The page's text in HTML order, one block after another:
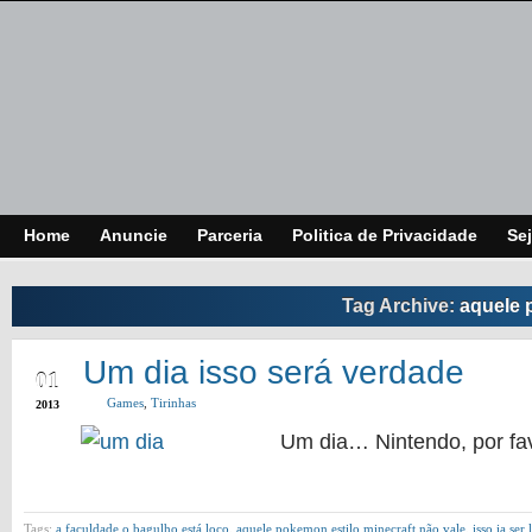
Home Anuncie Parceria Politica de Privacidade
Tag Archive: aquele
01
2013
Um dia isso será verdade
Games Tirinhas
Um dia… Nintendo, por
Tags: a faculdade o bagulho está loco aquele pokemon estilo minecraft não vale isso ia ser